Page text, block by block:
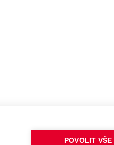
POVOLIT VŠE